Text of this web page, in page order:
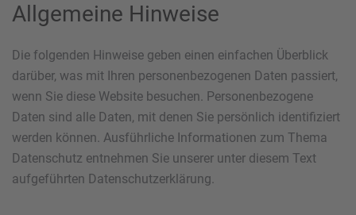
Allgemeine Hinweise
Die folgenden Hinweise geben einen einfachen Überblick
darüber, was mit Ihren personenbezogenen Daten passiert,
wenn Sie diese Website besuchen. Personenbezogene
Daten sind alle Daten, mit denen Sie persönlich identifiziert
werden können. Ausführliche Informationen zum Thema
Datenschutz entnehmen Sie unserer unter diesem Text
aufgeführten Datenschutzerklärung.